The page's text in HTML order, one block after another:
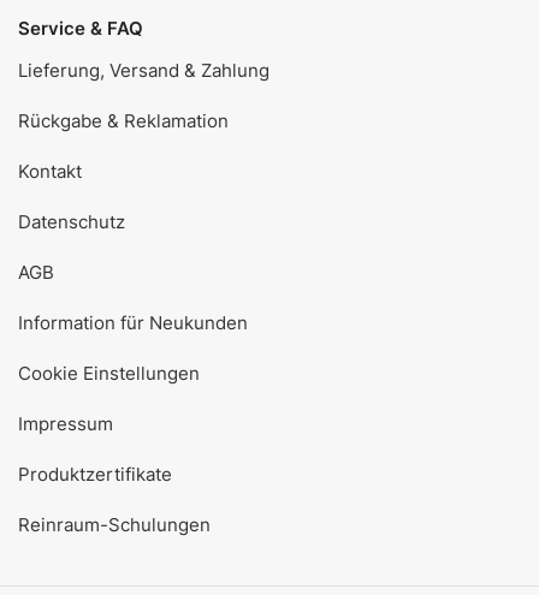
Service & FAQ
Lieferung, Versand & Zahlung
Rückgabe & Reklamation
Kontakt
Datenschutz
AGB
Information für Neukunden
Cookie Einstellungen
Impressum
Produktzertifikate
Reinraum-Schulungen